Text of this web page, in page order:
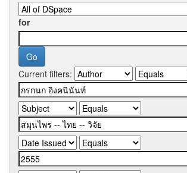
for
Current filters: